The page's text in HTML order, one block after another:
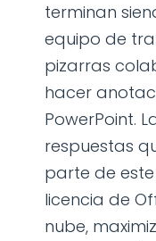
terminan
equipo de
pizarras
hacer
PowerPoint.
respuestas
parte de
licencia de
nube,